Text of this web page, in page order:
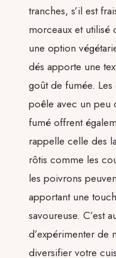
tranches, s’il est
morceaux et utilisé
une option
dés apporte une
goût de fumée.
poêle avec un peu
fumé offrent
rappelle celle des
rôtis comme les
les poivrons
apportant une
savoureuse. C’est
d’expérimenter de
diversifier votre